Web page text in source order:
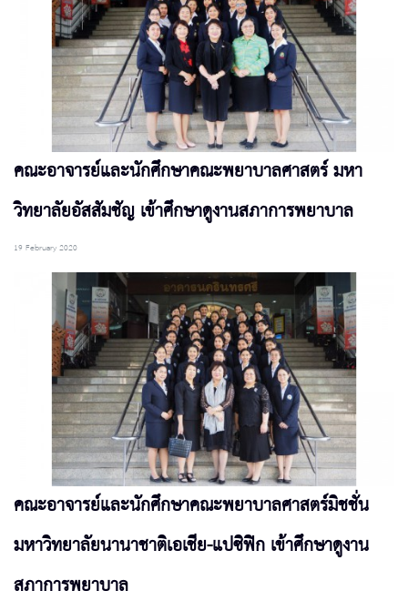
คณะอาจารย์และนักศึกษาคณะพยาบาลศาสตร์ มหา
วิทยาลัยอัสสัมชัญ เข้าศึกษาดูงานสภาการพยาบาล
19 February 2020
คณะอาจารย์และนักศึกษาคณะพยาบาลศาสตร์มิชชั่น
มหาวิทยาลัยนานาชาติเอเชีย-แปซิฟิก เข้าศึกษาดูงาน